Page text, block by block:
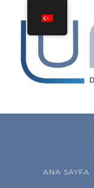
TEDAVILER
ANA SAYFA